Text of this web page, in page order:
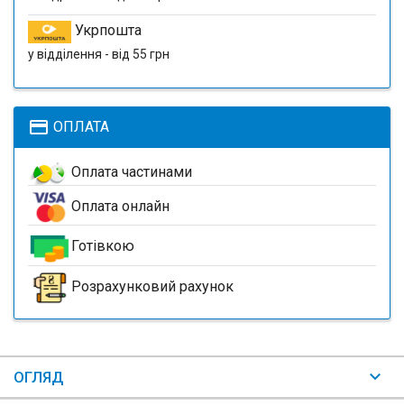
Укрпошта
у відділення - від 55 грн
payment ОПЛАТА
Оплата частинами
Оплата онлайн
Готівкою
Розрахунковий рахунок
ОГЛЯД